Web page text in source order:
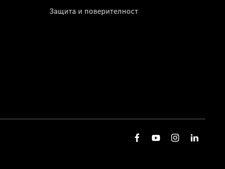
Защита и поверителност